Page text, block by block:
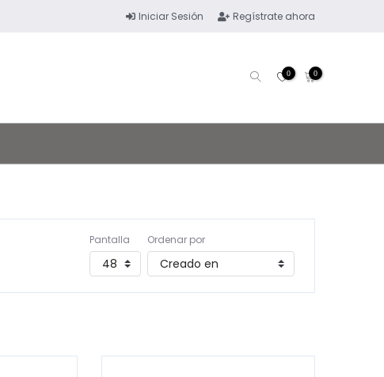
Iniciar Sesión Regístrate ahora
0 0
Pantalla Ordenar por